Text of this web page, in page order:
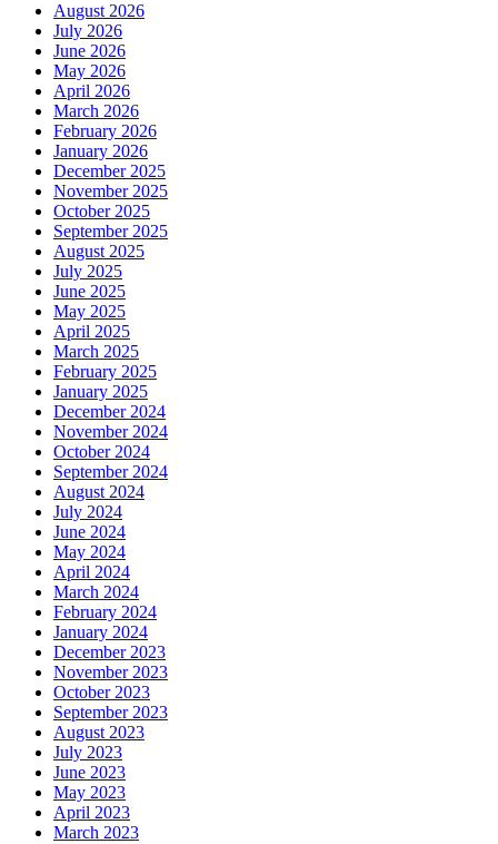
August 2026
July 2026
June 2026
May 2026
April 2026
March 2026
February 2026
January 2026
December 2025
November 2025
October 2025
September 2025
August 2025
July 2025
June 2025
May 2025
April 2025
March 2025
February 2025
January 2025
December 2024
November 2024
October 2024
September 2024
August 2024
July 2024
June 2024
May 2024
April 2024
March 2024
February 2024
January 2024
December 2023
November 2023
October 2023
September 2023
August 2023
July 2023
June 2023
May 2023
April 2023
March 2023